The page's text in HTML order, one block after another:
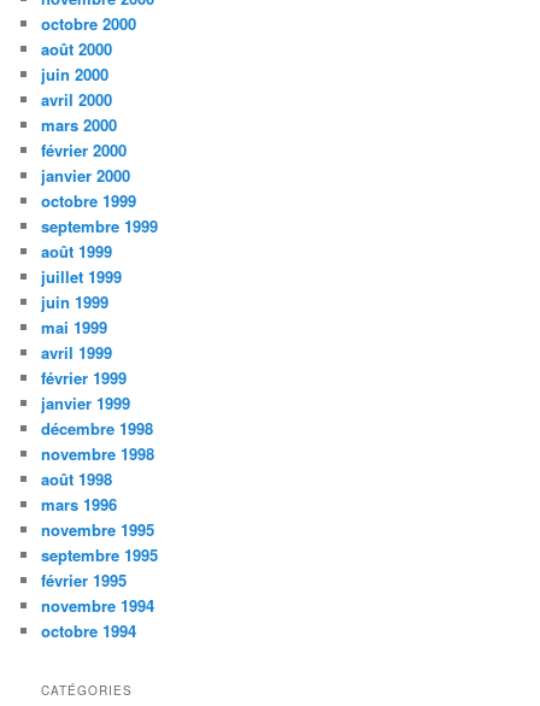
octobre 2000
août 2000
juin 2000
avril 2000
mars 2000
février 2000
janvier 2000
octobre 1999
septembre 1999
août 1999
juillet 1999
juin 1999
mai 1999
avril 1999
février 1999
janvier 1999
décembre 1998
novembre 1998
août 1998
mars 1996
novembre 1995
septembre 1995
février 1995
novembre 1994
octobre 1994
CATÉGORIES